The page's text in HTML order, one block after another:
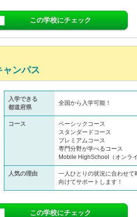
この学校にチェック
ンパス
入学できる
都道府県
全国から入学可能！
コース
ベーシックコース
スタンダードコース
プレミアムコース
専門分野が学べるコース
Mobile HighSchool（オンライ
人気の理由
一人ひとりの状況に合わせて
向けてサポートします！
この学校にチェック